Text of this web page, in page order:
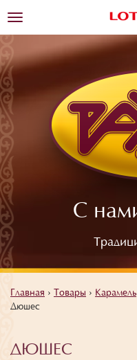
С
Toggle
navigation
Главная › Товары › Карамель
Дюшес
ДЮШЕС